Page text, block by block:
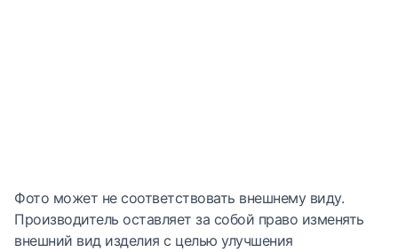
Фото может не соответствовать внешнему виду.
Производитель оставляет за собой право изменять
внешний вид изделия с целью улучшения